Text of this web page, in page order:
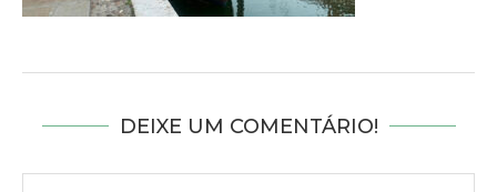
DEIXE UM COMENTÁRIO!